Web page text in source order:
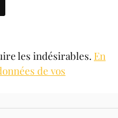
les indésirables. En
de vos